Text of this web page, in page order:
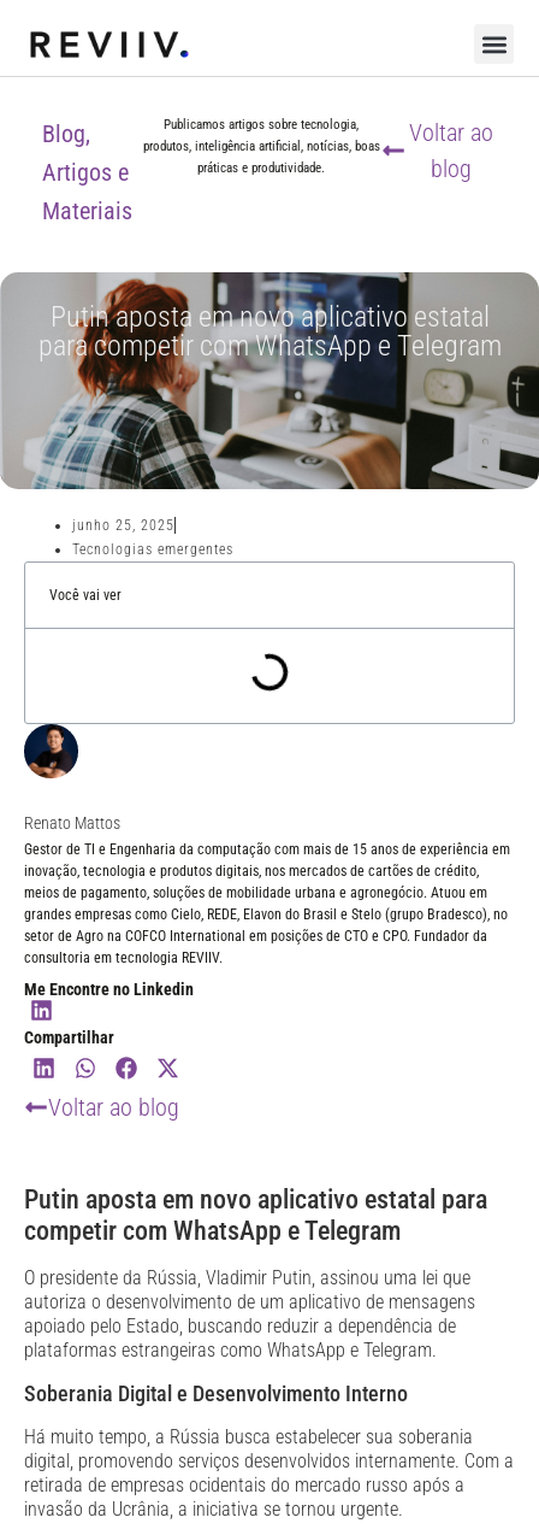
Blog,
Artigos e
Materiais
Publicamos artigos sobre tecnologia,
produtos, inteligência artificial, notícias, boas
práticas e produtividade.
Voltar ao
blog
Putin aposta em novo aplicativo estatal
para competir com WhatsApp e Telegram
junho 25, 2025
Tecnologias emergentes
Você vai ver
Renato Mattos
Gestor de TI e Engenharia da computação com mais de 15 anos de experiência em
inovação, tecnologia e produtos digitais, nos mercados de cartões de crédito,
meios de pagamento, soluções de mobilidade urbana e agronegócio. Atuou em
grandes empresas como Cielo, REDE, Elavon do Brasil e Stelo (grupo Bradesco), no
setor de Agro na COFCO International em posições de CTO e CPO. Fundador da
consultoria em tecnologia REVIIV.
Me Encontre no Linkedin
Compartilhar
Voltar ao blog
Putin aposta em novo aplicativo estatal para
competir com WhatsApp e Telegram
O presidente da Rússia, Vladimir Putin, assinou uma lei que
autoriza o desenvolvimento de um aplicativo de mensagens
apoiado pelo Estado, buscando reduzir a dependência de
plataformas estrangeiras como WhatsApp e Telegram.
Soberania Digital e Desenvolvimento Interno
Há muito tempo, a Rússia busca estabelecer sua soberania
digital, promovendo serviços desenvolvidos internamente. Com a
retirada de empresas ocidentais do mercado russo após a
invasão da Ucrânia, a iniciativa se tornou urgente.